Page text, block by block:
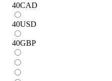
40CAD
40USD
40GBP